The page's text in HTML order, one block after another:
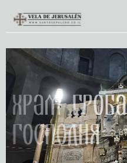
Виртуальные туры
Библиотека
Наши святыни
Новости
Церковный календарь
Храм Гроба
Господня